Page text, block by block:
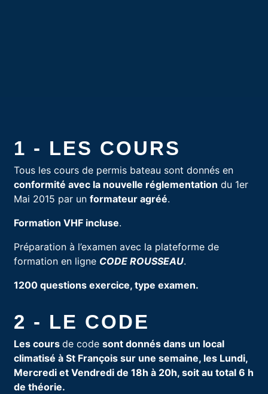
1 - LES COURS
Tous les cours de permis bateau sont donnés en
conformité avec la nouvelle réglementation du 1er
Mai 2015 par un formateur agréé.
Formation VHF incluse.
Préparation à l’examen avec la plateforme de
formation en ligne CODE ROUSSEAU.
1200 questions exercice, type examen.
2 - LE CODE
Les cours de code sont donnés dans un local
climatisé à St François sur une semaine, les Lundi,
Mercredi et Vendredi de 18h à 20h, soit au total 6 h
de théorie.